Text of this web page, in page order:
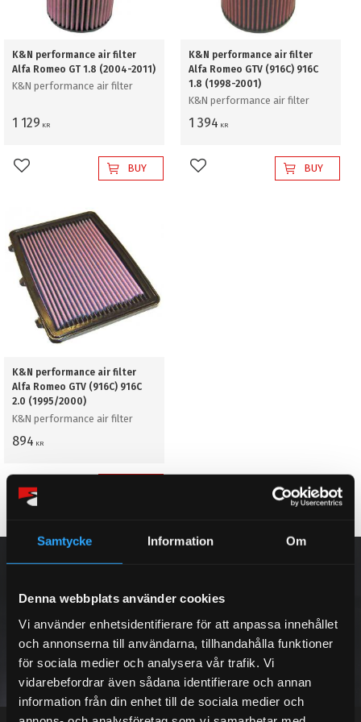
Samtycke Information Om
Denna webbplats använder cookies
Vi använder enhetsidentifierare för att anpassa innehållet
och annonserna till användarna, tillhandahålla funktioner
för sociala medier och analysera vår trafik. Vi
vidarebefordrar även sådana identifierare och annan
information från din enhet till de sociala medier och
K&N performance air filter
Alfa Romeo GT 1.8 (2004-2011)
K&N performance air filter
1 129 KR
Add to favorites BUY
K&N performance air filter
Alfa Romeo GTV (916C) 916C
1.8 (1998-2001)
K&N performance air filter
1 394 KR
Add to favorites BUY
K&N performance air filter
Alfa Romeo GTV (916C) 916C
2.0 (1995/2000)
K&N performance air filter
894 KR
Add to favorites
SUBSCRIBE
Your personal information is processed in accordance with our privacy policy